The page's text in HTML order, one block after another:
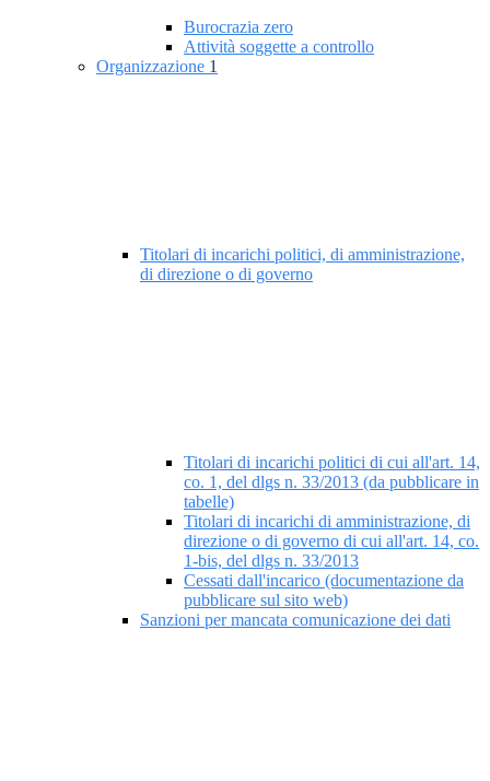
Burocrazia zero
Attività soggette a controllo
Organizzazione 1
Titolari di incarichi politici, di amministrazione,
di direzione o di governo
Titolari di incarichi politici di cui all'art. 14,
co. 1, del dlgs n. 33/2013 (da pubblicare in
tabelle)
Titolari di incarichi di amministrazione, di
direzione o di governo di cui all'art. 14, co.
1-bis, del dlgs n. 33/2013
Cessati dall'incarico (documentazione da
pubblicare sul sito web)
Sanzioni per mancata comunicazione dei dati